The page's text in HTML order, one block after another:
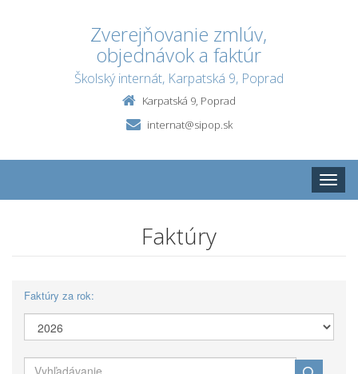
Zverejňovanie zmlúv,
objednávok a faktúr
Školský internát, Karpatská 9, Poprad
Karpatská 9, Poprad
internat@sipop.sk
Toggle
Faktúry
Faktúry za rok: